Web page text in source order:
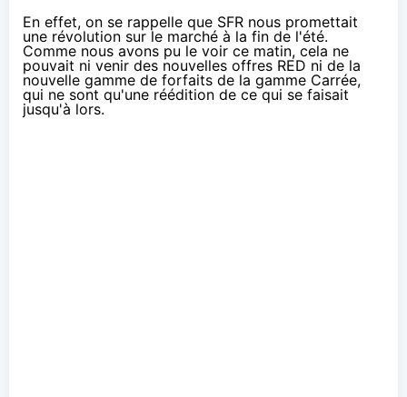
En effet, on se rappelle que SFR nous promettait
une révolution sur le marché à la fin de l'été.
Comme nous avons pu le voir ce matin, cela ne
pouvait ni venir des nouvelles offres RED ni de la
nouvelle gamme de forfaits de la gamme Carrée,
qui ne sont qu'une réédition de ce qui se faisait
jusqu'à lors.